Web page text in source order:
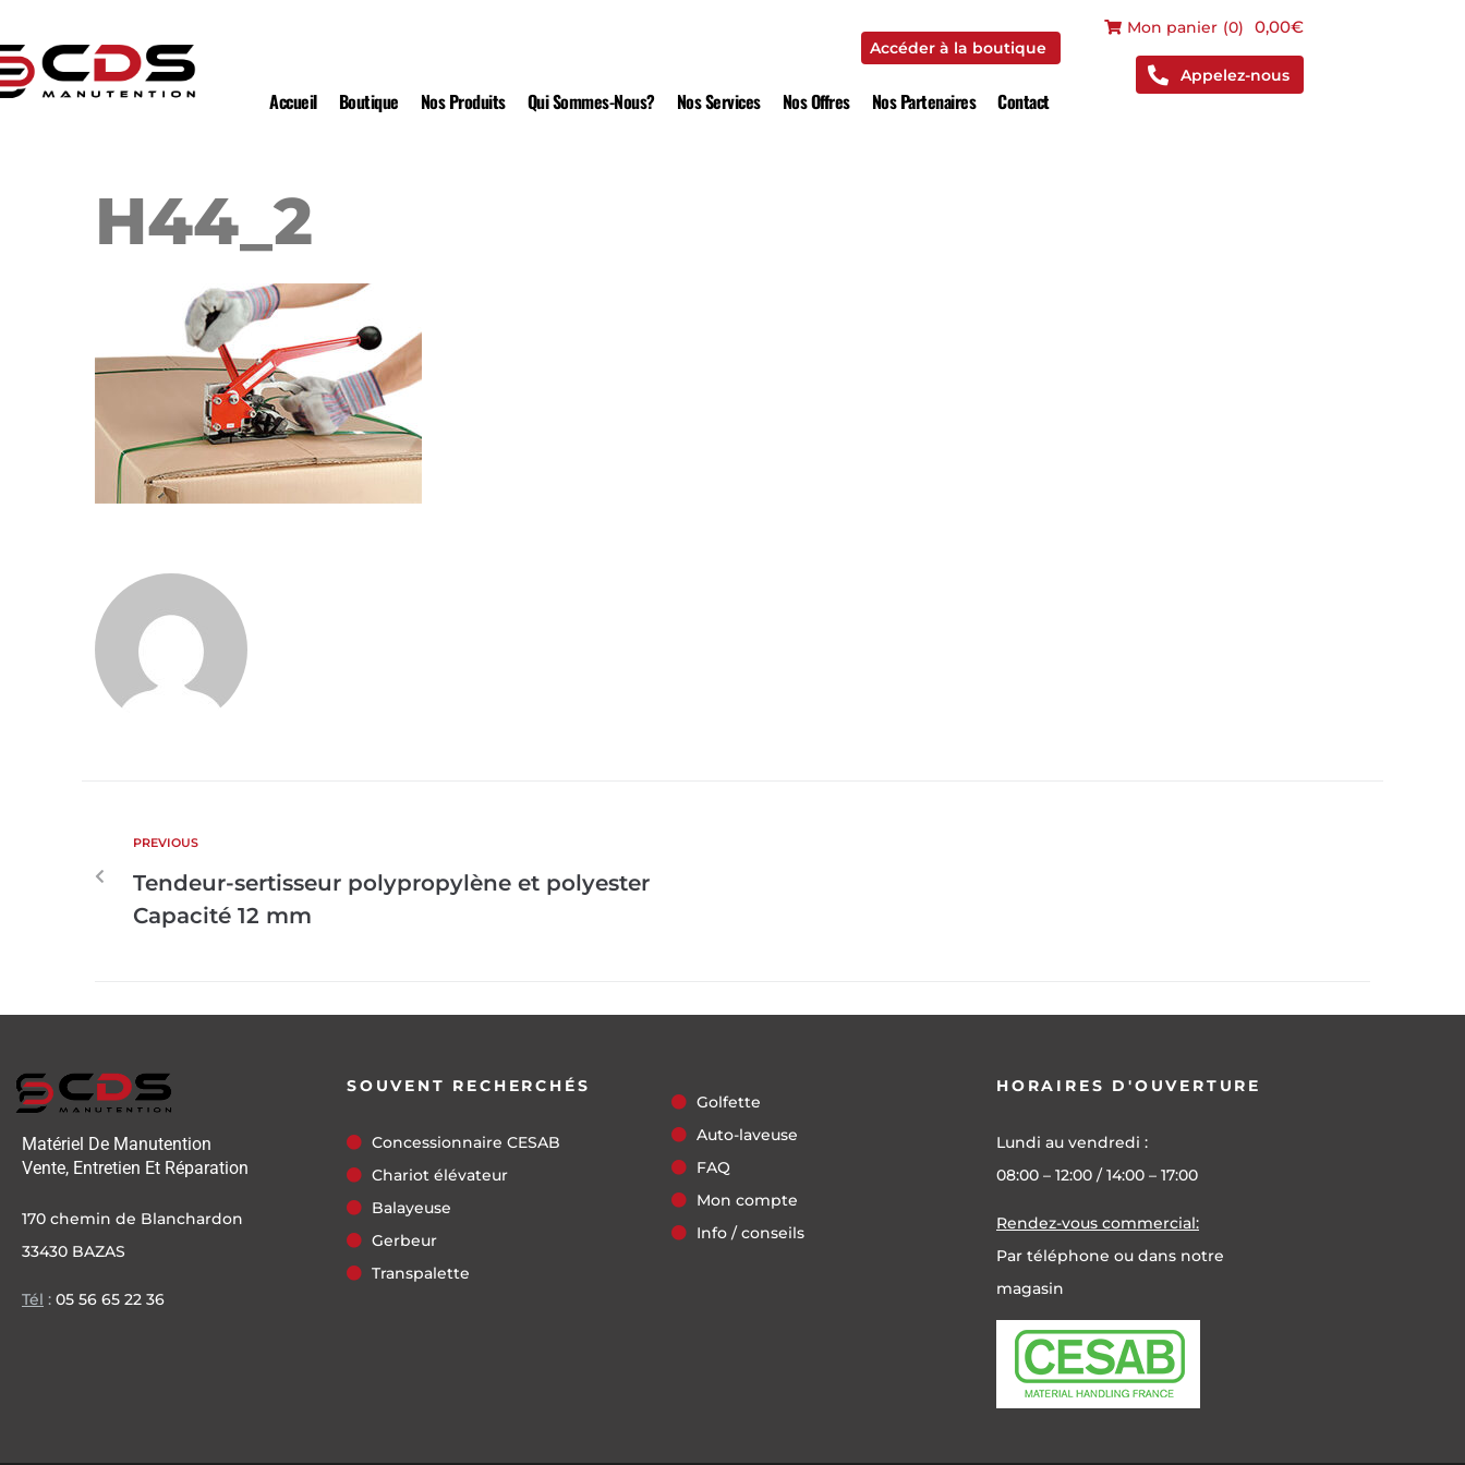
Accéder à la boutique
Accueil Boutique Nos Produits Qui Sommes-Nous? Nos Services Nos Offres Nos Partenaires Contact
Mon panier (0) 0,00€
Appelez-nous
H44_2
PREVIOUS
Tendeur-sertisseur polypropylène et polyester
Capacité 12 mm
Matériel De Manutention
Vente, Entretien Et Réparation
170 chemin de Blanchardon
33430 BAZAS
Tél : 05 56 65 22 36
SOUVENT RECHERCHÉS
Concessionnaire CESAB
Chariot élévateur
Balayeuse
Gerbeur
Transpalette
Golfette
Auto-laveuse
FAQ
Mon compte
Info / conseils
HORAIRES D'OUVERTURE
Lundi au vendredi :
08:00 – 12:00 / 14:00 – 17:00
Rendez-vous commercial:
Par téléphone ou dans notre
magasin